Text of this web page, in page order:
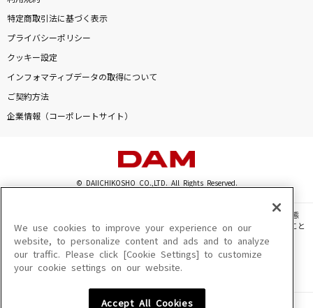
特定商取引法に基づく表示
プライバシーポリシー
クッキー設定
インフォマティブデータの取得について
ご契約方法
企業情報（コーポレートサイト）
© DAIICHIKOSHO CO.,LTD. All Rights Reserved.
このサイトに掲載されている一切の文章・画像・写真・動画・音声等を、手段や形態
を問わず、著作権法の定める範囲を超えて無断で複製、転載、ファイル化などすること
を禁じます。
楽曲及びコンテンツは、機種によりご利用いただけない場合があります。
楽曲及びコンテンツの配信日、配信内容が変更になる場合があります。
We use cookies to improve your experience on our
website, to personalize content and ads and to analyze
our traffic. Please click [Cookie Settings] to customize
your cookie settings on our website.
Accept All Cookies